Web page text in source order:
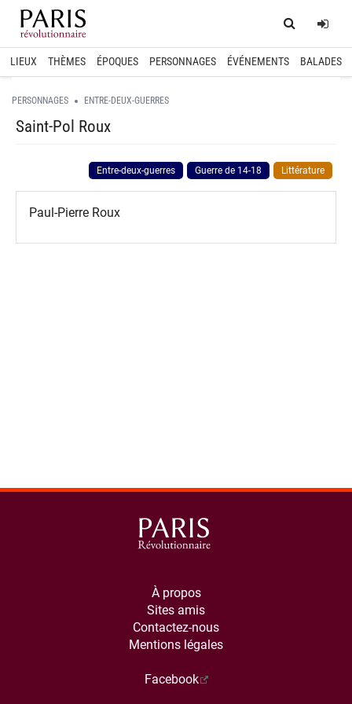
Home
LIEUX THÈMES ÉPOQUES PERSONNAGES ÉVÉNEMENTS BALADES
PERSONNAGES ENTRE-DEUX-GUERRES
Saint-Pol Roux
Entre-deux-guerres Guerre de 14-18 Littérature
Paul-Pierre Roux
À propos
Sites amis
Contactez-nous
Mentions légales
Facebook